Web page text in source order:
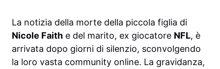
La notizia della morte della piccola figlia di
Nicole Faith e del marito, ex giocatore NFL, è
arrivata dopo giorni di silenzio, sconvolgendo
la loro vasta community online. La gravidanza,